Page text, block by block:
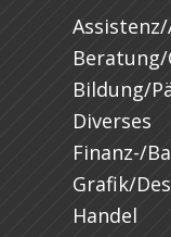
Bildung/
Diverses
Finanz-/
Grafik/
Handel